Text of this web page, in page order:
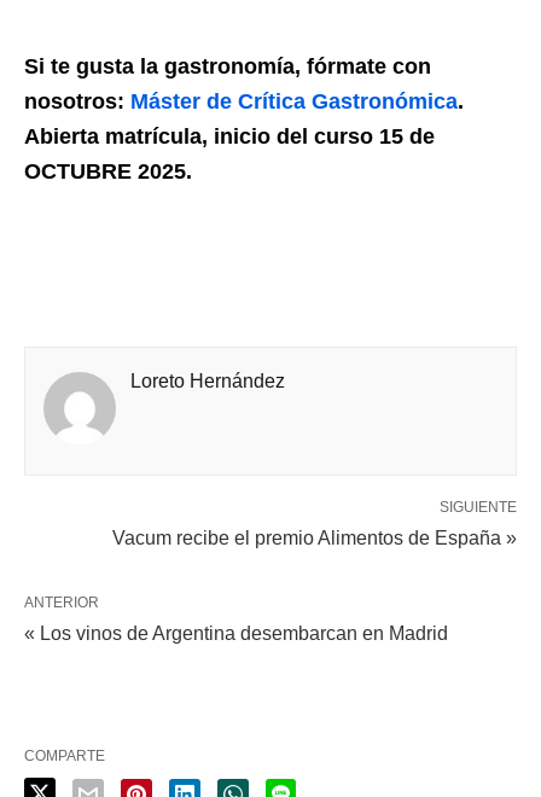
Si te gusta la gastronomía, fórmate con
nosotros: Máster de Crítica Gastronómica.
Abierta matrícula, inicio del curso 15 de
OCTUBRE 2025.
Loreto Hernández
SIGUIENTE
Vacum recibe el premio Alimentos de España »
ANTERIOR
« Los vinos de Argentina desembarcan en Madrid
COMPARTE